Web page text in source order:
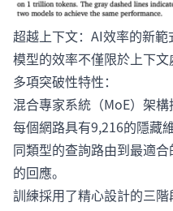
超越上下文：AI效率的新範
模型的效率不僅限於上下
多項突破性特性：
混合專家系統（MoE）架構
每個網路具有9,216的隱藏
同類型的查詢路由到最適
的回應。
訓練採用了精心設計的三